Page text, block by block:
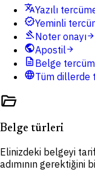
translateYazılı
verifiedYeminli
gavelNoter onayıarrow_forward
publicApostilarrow_forward
description Belge
languageTüm dillerde
folder_open
Belge türleri
Elinizdeki belgeyi
adımının gerektiğini